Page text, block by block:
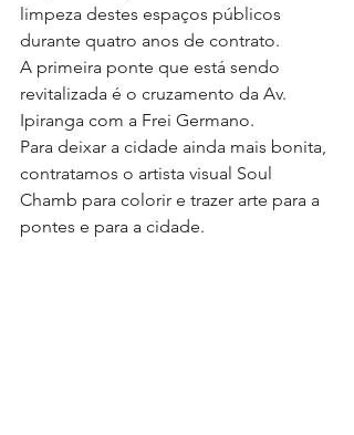
limpeza destes espaços públicos
durante quatro anos de contrato.
A primeira ponte que está sendo
revitalizada é o cruzamento da Av.
Ipiranga com a Frei Germano.
Para deixar a cidade ainda mais bonita,
contratamos o artista visual Soul
Chamb para colorir e trazer arte para a
pontes e para a cidade.